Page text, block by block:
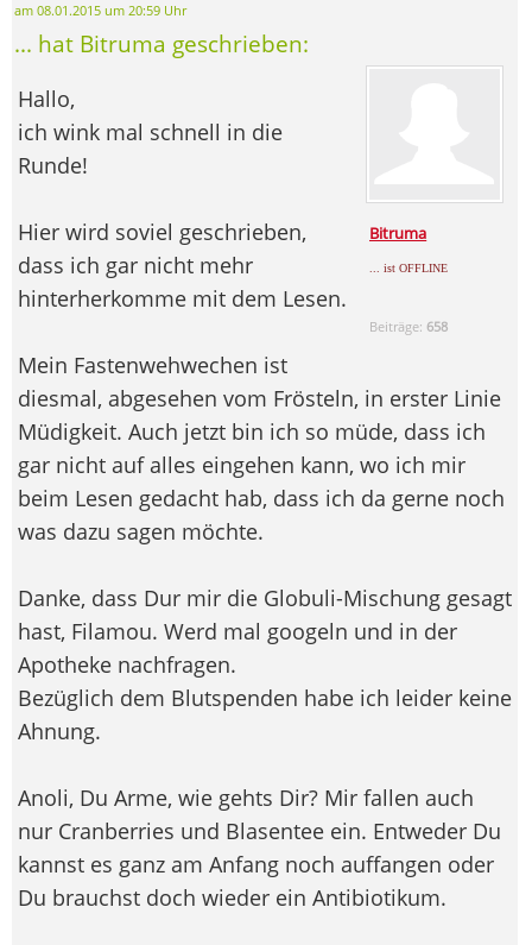
am 08.01.2015 um 20:59 Uhr
... hat Bitruma geschrieben:
Bitruma
... ist OFFLINE
Beiträge: 658
Hallo,
ich wink mal schnell in die
Runde!
Hier wird soviel geschrieben,
dass ich gar nicht mehr
hinterherkomme mit dem Lesen.
Mein Fastenwehwechen ist
diesmal, abgesehen vom Frösteln, in erster Linie
Müdigkeit. Auch jetzt bin ich so müde, dass ich
gar nicht auf alles eingehen kann, wo ich mir
beim Lesen gedacht hab, dass ich da gerne noch
was dazu sagen möchte.
Danke, dass Dur mir die Globuli-Mischung gesagt
hast, Filamou. Werd mal googeln und in der
Apotheke nachfragen.
Bezüglich dem Blutspenden habe ich leider keine
Ahnung.
Anoli, Du Arme, wie gehts Dir? Mir fallen auch
nur Cranberries und Blasentee ein. Entweder Du
kannst es ganz am Anfang noch auffangen oder
Du brauchst doch wieder ein Antibiotikum.